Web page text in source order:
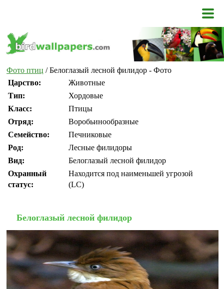
Фото птиц / Белоглазый лесной филидор - Фото
Царство:
Животные
Тип:
Хордовые
Класс:
Птицы
Отряд:
Воробьинообразные
Семейство:
Печниковые
Род:
Лесные филидоры
Вид:
Белоглазый лесной филидор
Охранный
статус:
Находится под наименьшей угрозой
(LC)
Белоглазый лесной филидор